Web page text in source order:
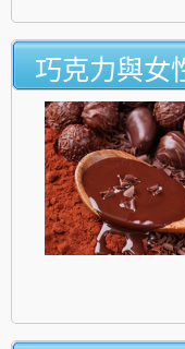
巧克力與女